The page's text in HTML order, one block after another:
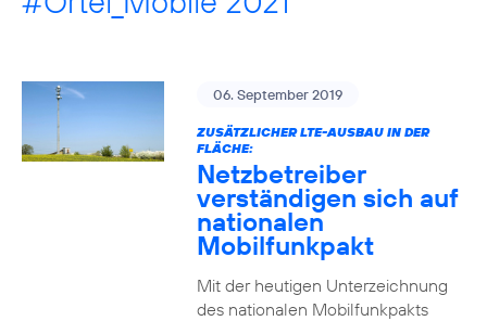
06. September 2019
ZUSÄTZLICHER LTE-AUSBAU IN DER
FLÄCHE:
Netzbetreiber
verständigen sich auf
nationalen
Mobilfunkpakt
Mit der heutigen Unterzeichnung
des nationalen Mobilfunkpakts